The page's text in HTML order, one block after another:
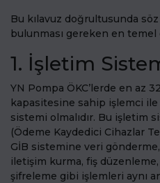
Bu kılavuz doğrultusunda
bulunması gereken en
1. İşletim
YN Pompa ÖKC’lerde en az
kapasitesine sahip işlemci
sistemi olmalıdır. Bu işletim
(Ödeme Kaydedici Cihazlar
GİB sistemine veri
iletişim kurma, fiş
şifreleme gibi işlemleri aynı